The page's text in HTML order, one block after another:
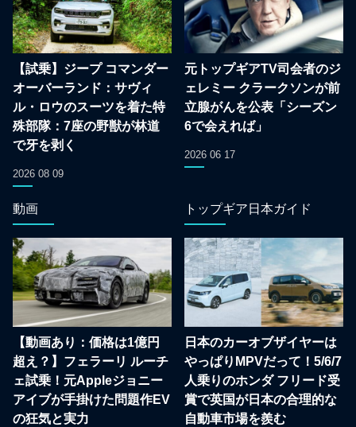
【試乗】ジープ コマンダー
オーバーランド：サヴィ
ル・ロウのスーツを着た特
殊部隊：7座の野獣が林道
で牙を剥く
2026 08 09
元トップギアTV司会者のジ
ェレミー クラークソンが前
立腺がんを公表「シーズン
6で会えれば」
2026 06 17
動画
【動画あり：価格は1億円
超え？】フェラーリ ルーチ
ェ試乗！元Appleジョニー
アイブが手掛けた問題作EV
の狂気と実力
トップギア日本ガイド
日本のカーオブザイヤーは
やっぱりMPVだって！5/6/7
人乗りのホンダ フリード受
賞で英国が日本の合理的な
自動車市場を羨む